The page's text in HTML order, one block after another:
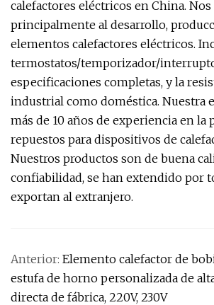
calefactores eléctricos en China.
principalmente al desarrollo,
elementos calefactores eléctricos.
termostatos/temporizador/
especificaciones completas, y la
industrial como doméstica. Nuestra
más de 10 años de experiencia en la
repuestos para dispositivos de
Nuestros productos son de buena
confiabilidad, se han extendido por
exportan al extranjero.
Anterior: Elemento calefactor de
estufa de horno personalizada de
directa de fábrica, 220V, 230V